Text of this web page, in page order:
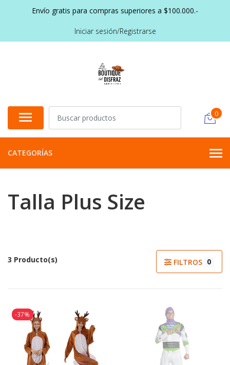
Envío gratis para compras superiores a $100.000.-
Iniciar sesión/Registrarse
0
CATEGORÍAS
Talla Plus Size
3 Producto(s) FILTROS 0
-37%